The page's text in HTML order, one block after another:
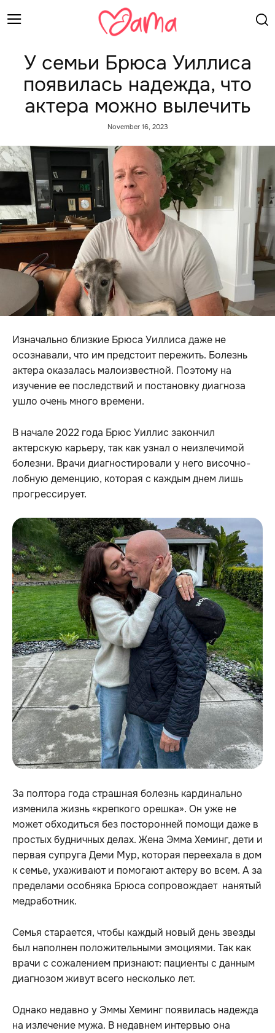
У семьи Брюса Уиллиса
появилась надежда, что
актера можно вылечить
November 16, 2023
Изначально близкие Брюса Уиллиса даже не
осознавали, что им предстоит пережить. Болезнь
актера оказалась малоизвестной. Поэтому на
изучение ее последствий и постановку диагноза
ушло очень много времени.
В начале 2022 года Брюс Уиллис закончил
актерскую карьеру, так как узнал о неизлечимой
болезни. Врачи диагностировали у него височно-
лобную деменцию, которая с каждым днем лишь
прогрессирует.
За полтора года страшная болезнь кардинально
изменила жизнь «крепкого орешка». Он уже не
может обходиться без посторонней помощи даже в
простых будничных делах. Жена Эмма Хеминг, дети и
первая супруга Деми Мур, которая переехала в дом
к семье, ухаживают и помогают актеру во всем. А за
пределами особняка Брюса сопровождает нанятый
медработник.
Семья старается, чтобы каждый новый день звезды
был наполнен положительными эмоциями. Так как
врачи с сожалением признают: пациенты с данным
диагнозом живут всего несколько лет.
Однако недавно у Эммы Хеминг появилась надежда
на излечение мужа. В недавнем интервью она